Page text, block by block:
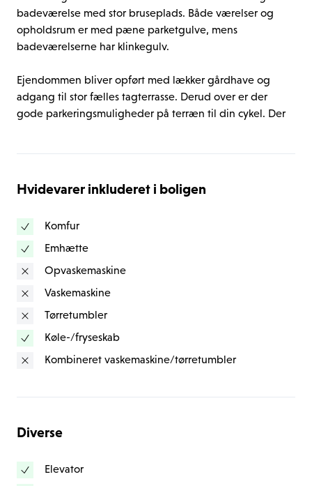
badeværelse med stor bruseplads. Både værelser og
opholdsrum er med pæne parketgulve, mens
badeværelserne har klinkegulv.
Ejendommen bliver opført med lækker gårdhave og
adgang til stor fælles tagterrasse. Derud over er der
gode parkeringsmuligheder på terræn til din cykel. Der
*OBS* - billederne er fra en lignende prøvebolig.
Hvidevarer inkluderet i boligen
Komfur
Emhætte
Opvaskemaskine
Vaskemaskine
Tørretumbler
Køle-/fryseskab
Kombineret vaskemaskine/tørretumbler
Diverse
Elevator